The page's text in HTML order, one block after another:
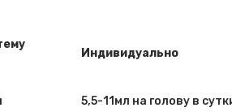
Индивидуально
5,5-11мл на голову в